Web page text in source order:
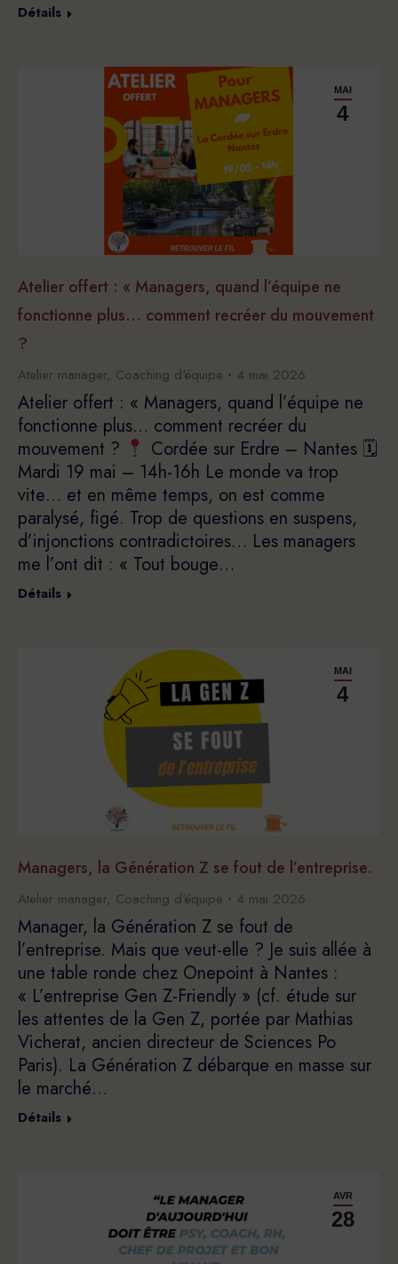
Détails
MAI
4
Atelier offert : « Managers, quand l’équipe ne
fonctionne plus… comment recréer du mouvement
?
Atelier manager, Coaching d'équipe 4 mai 2026
Atelier offert : « Managers, quand l’équipe ne
fonctionne plus… comment recréer du
mouvement ?
Cordée sur Erdre – Nantes 🗓
Mardi 19 mai – 14h-16h Le monde va trop
vite… et en même temps, on est comme
paralysé, figé. Trop de questions en suspens,
d’injonctions contradictoires… Les managers
me l’ont dit : « Tout bouge…
Détails
MAI
4
Managers, la Génération Z se fout de l’entreprise.
Atelier manager, Coaching d'équipe 4 mai 2026
Manager, la Génération Z se fout de
l’entreprise. Mais que veut-elle ? Je suis allée à
une table ronde chez Onepoint à Nantes :
« L’entreprise Gen Z-Friendly » (cf. étude sur
les attentes de la Gen Z, portée par Mathias
Vicherat, ancien directeur de Sciences Po
Paris). La Génération Z débarque en masse sur
le marché…
Détails
AVR
28